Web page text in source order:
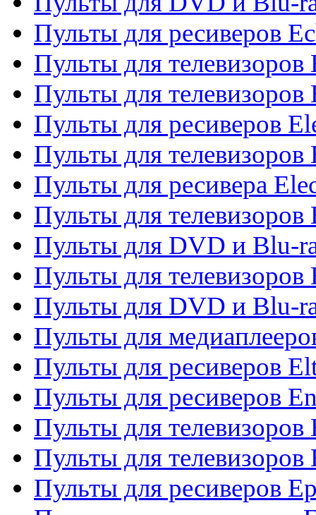
Пульты для ресиверов
Пульты для телевизоров
Пульты для телевизоров
Пульты для ресиверов
Пульты для телевизоров
Пульты для ресивера
Пульты для телевизоров
Пульты для DVD и Blu-
Пульты для телевизоров
Пульты для DVD и Blu-
Пульты для
Пульты для ресиверов
Пульты для ресиверов
Пульты для телевизоров
Пульты для телевизоров
Пульты для ресиверов